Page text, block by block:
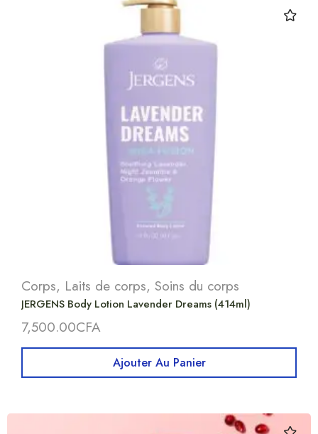
Corps, Laits de corps, Soins du corps
JERGENS Body Lotion Lavender Dreams (414ml)
7,500.00CFA
Ajouter Au Panier